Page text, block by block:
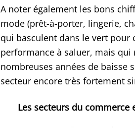
A noter également les bons
mode (prêt-à-porter, lingerie,
qui basculent dans le vert pour
performance à saluer, mais
nombreuses années de baisse
secteur encore très fortement
Les secteurs du commerce